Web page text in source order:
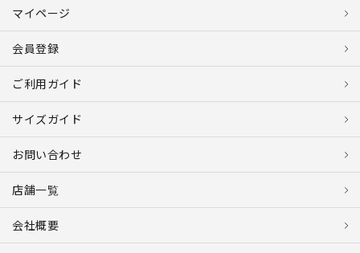
マイページ
会員登録
ご利用ガイド
サイズガイド
お問い合わせ
店舗一覧
会社概要